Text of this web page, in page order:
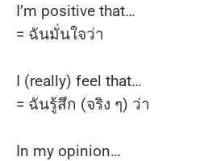
I’m positive that…
= ฉันมั่นใจว่า
I (really) feel that…
= ฉันรู้สึก (จริง ๆ) ว่า
In my opinion…